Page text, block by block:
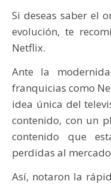
Si deseas saber el
evolución, te
Netflix.
Ante la
franquicias como
idea única del
contenido, con un
contenido que
perdidas al
Así, notaron la